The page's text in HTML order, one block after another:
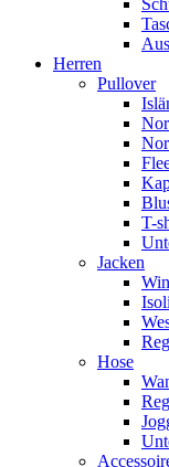
Herren
Pullover
T-
Jacken
Hose